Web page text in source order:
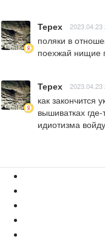
Терех 2023.04.23
поляки в
поехжай нищие
Терех 2023.04.23
как закончится
вышиватках
идиотизма